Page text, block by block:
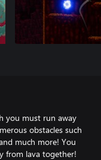
you must run away
obstacles such
much more! You
from lava together!